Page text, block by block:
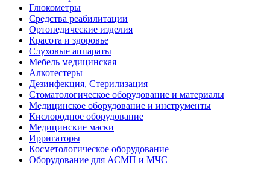
Глюкометры
Средства реабилитации
Ортопедические изделия
Красота и здоровье
Слуховые аппараты
Мебель медицинская
Алкотестеры
Дезинфекция, Стерилизация
Стоматологическое оборудование и материалы
Медицинское оборудование и инструменты
Кислородное оборудование
Медицинские маски
Ирригаторы
Косметологическое оборудование
Оборудование для АСМП и МЧС